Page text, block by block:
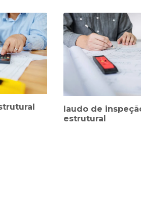
laudo de
estrutural